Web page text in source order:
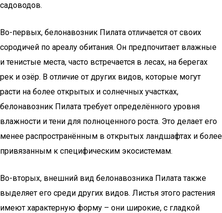
садоводов.
Во-первых, белонавозник Пилата отличается от своих
сородичей по ареалу обитания. Он предпочитает влажные
и тенистые места, часто встречается в лесах, на берегах
рек и озёр. В отличие от других видов, которые могут
расти на более открытых и солнечных участках,
белонавозник Пилата требует определённого уровня
влажности и тени для полноценного роста. Это делает его
менее распространённым в открытых ландшафтах и более
привязанным к специфическим экосистемам.
Во-вторых, внешний вид белонавозника Пилата также
выделяет его среди других видов. Листья этого растения
имеют характерную форму – они широкие, с гладкой